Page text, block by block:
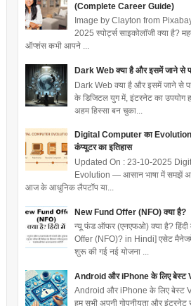
(Complete Career Guide)
Image by Clayton from
2025 स्पोर्ट्स साइकोलॉजी क्या है?
ऑप्शंस कभी आपने ...
Dark Web क्या है और इसमें जाने से
Dark Web क्या है और इसमें जाने से
के डिजिटल युग में, इंटरनेट का उपयोग
अहम हिस्सा बन चुका...
Digital Computer का Evolution
कंप्यूटर का इतिहास
Updated On : 23-10-2025
Evolution — आसान भाषा में समझें
आज के आधुनिक लैपटॉप या...
New Fund Offer (NFO) क्या है?
न्यू फंड ऑफर (एनएफओ) क्या है?
Offer (NFO)? in Hindi] एसेट मैनेजमेंट
शुरू की गई नई योजना ...
Android और iPhone के लिए बेस्ट
Android और iPhone के लिए बेस्ट
हम सभी अपनी गोपनीयता और इंटरनेट